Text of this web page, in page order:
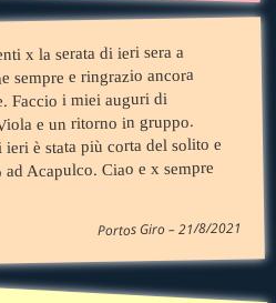
x la serata di ieri sera a
sempre e ringrazio ancora
Faccio i miei auguri di
e un ritorno in gruppo.
è stata più corta del solito e
Acapulco. Ciao e x sempre
Portos Giro – 21/8/2021